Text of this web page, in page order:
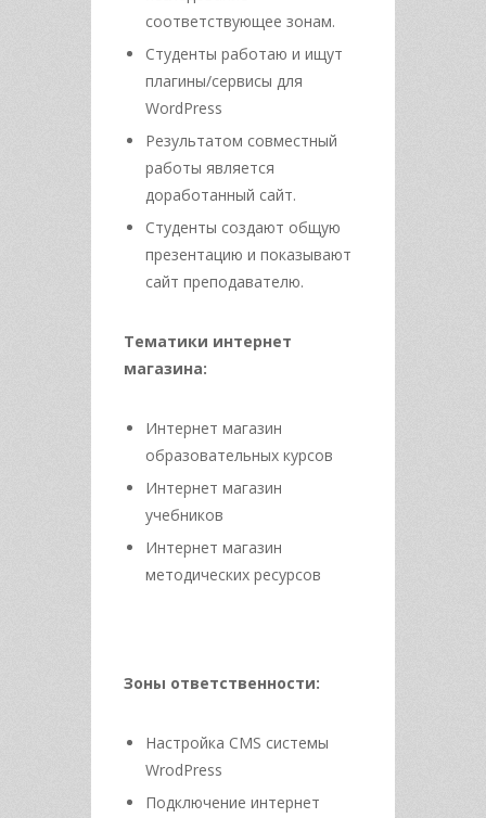
соответствующее зонам.
Студенты работаю и ищут
плагины/сервисы для
WordPress
Результатом совместный
работы является
доработанный сайт.
Студенты создают общую
презентацию и показывают
сайт преподавателю.
Тематики интернет
магазина:
Интернет магазин
образовательных курсов
Интернет магазин
учебников
Интернет магазин
методических ресурсов
Зоны ответственности:
Настройка CMS системы
WrodPress
Подключение интернет